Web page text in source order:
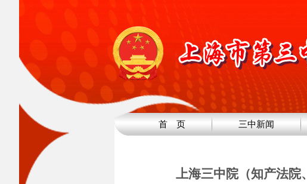
首 页 三中新闻
上海三中院（知产法院